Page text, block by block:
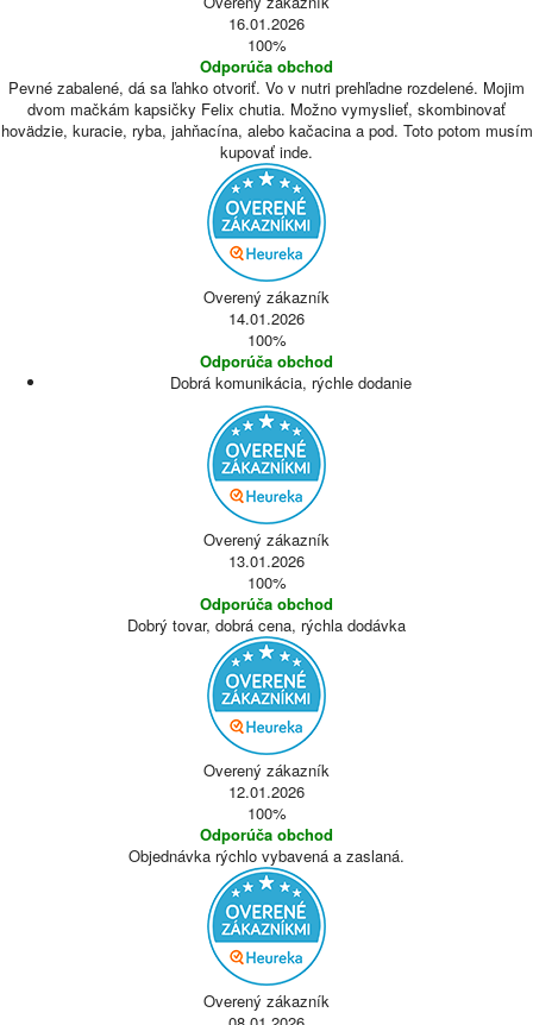
16.01.2026
100%
Odporúča obchod
Pevné zabalené, dá sa ľahko otvoriť. Vo v nutri prehľadne rozdelené. Mojim
dvom mačkám kapsičky Felix chutia. Možno vymyslieť, skombinovať
hovädzie, kuracie, ryba, jahňacína, alebo kačacina a pod. Toto potom musím
kupovať inde.
Overený zákazník
14.01.2026
100%
Odporúča obchod
Dobrá komunikácia, rýchle dodanie
Overený zákazník
13.01.2026
100%
Odporúča obchod
Dobrý tovar, dobrá cena, rýchla dodávka
Overený zákazník
12.01.2026
100%
Odporúča obchod
Objednávka rýchlo vybavená a zaslaná.
Overený zákazník